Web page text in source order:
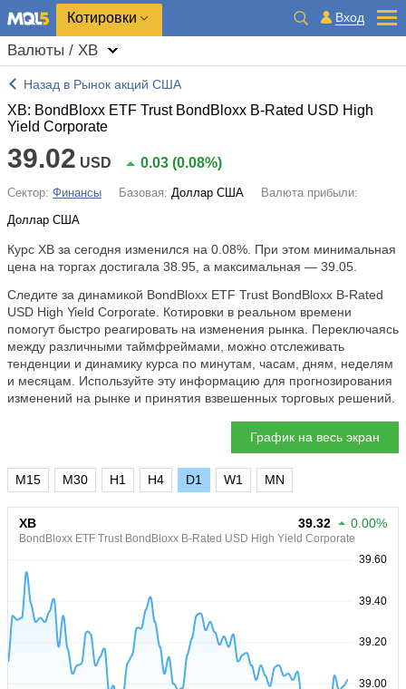
Котировки Вход
Валюты / XB
Назад в Рынок акций США
XB: BondBloxx ETF Trust BondBloxx B-Rated USD High
Yield Corporate
39.02 USD 0.03 (0.08%)
Сектор: Финансы Базовая: Доллар США
Валюта прибыли:
Доллар США
Курс XB за сегодня изменился на 0.08% . При этом минимальная
цена на торгах достигала 38.95, а максимальная — 39.05.
Следите за динамикой BondBloxx ETF Trust BondBloxx B-Rated
USD High Yield Corporate. Котировки в реальном времени
помогут быстро реагировать на изменения рынка. Переключаясь
между различными таймфреймами, можно отслеживать
тенденции и динамику курса по минутам, часам, дням, неделям
и месяцам. Используйте эту информацию для прогнозирования
изменений на рынке и принятия взвешенных торговых решений.
График на весь экран
M15 M30 H1 H4 D1 W1 MN
XB
BondBloxx ETF Trust BondBloxx B-Rated USD High Yield Corporate
39.32 0.00%